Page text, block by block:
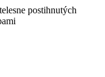
postihnutých